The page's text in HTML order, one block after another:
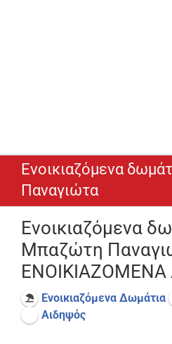
Ενοικιαζόμενα
Παναγιώτα
Ενοικιαζόμενα
Μπαζώτη
Ενοικιαζόμενα Δωμάτια
Αιδηψός